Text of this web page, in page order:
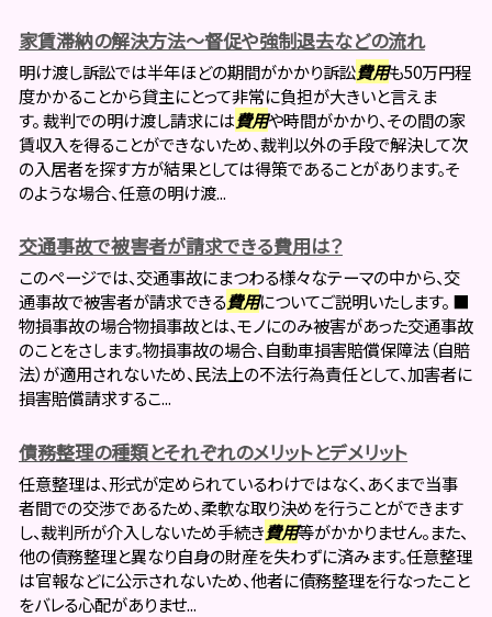
家賃滞納の解決方法～督促や強制退去などの流れ
明け渡し訴訟では半年ほどの期間がかかり訴訟費用も50万円程
度かかることから貸主にとって非常に負担が大きいと言えま
す。 裁判での明け渡し請求には費用や時間がかかり、その間の家
賃収入を得ることができないため、裁判以外の手段で解決して次
の入居者を探す方が結果としては得策であることがあります。そ
のような場合、任意の明け渡...
交通事故で被害者が請求できる費用は？
このページでは、交通事故にまつわる様々なテーマの中から、交
通事故で被害者が請求できる費用についてご説明いたします。 ■
物損事故の場合物損事故とは、モノにのみ被害があった交通事故
のことをさします。物損事故の場合、自動車損害賠償保障法（自賠
法）が適用されないため、民法上の不法行為責任として、加害者に
損害賠償請求するこ...
債務整理の種類とそれぞれのメリットとデメリット
任意整理は、形式が定められているわけではなく、あくまで当事
者間での交渉であるため、柔軟な取り決めを行うことができます
し、裁判所が介入しないため手続き費用等がかかりません。また、
他の債務整理と異なり自身の財産を失わずに済みます。任意整理
は官報などに公示されないため、他者に債務整理を行なったこと
をバレる心配がありませ...